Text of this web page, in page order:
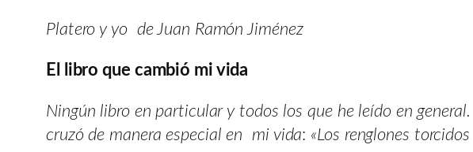
Platero y yo de Juan Ramón Jiménez
El libro que cambió mi vida
Ningún libro en particular y todos los que he leído en
cruzó de manera especial en mi vida: «Los renglones